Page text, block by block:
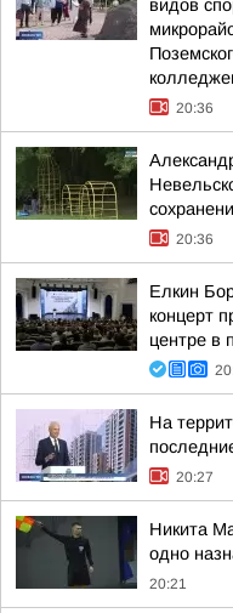
видов
20:36
20:36
Елкин
концерт
центре в
На
20:27
Никита
одно
20:21